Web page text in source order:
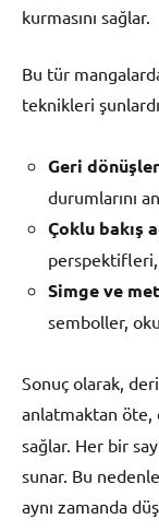
kurmasını sağlar.
Bu tür
teknikleri
Geri
durumlarını
Çoklu bakış
perspektifleri,
Simge ve
semboller,
Sonuç olarak,
anlatmaktan öte,
sağlar. Her bir
sunar. Bu
aynı zamanda